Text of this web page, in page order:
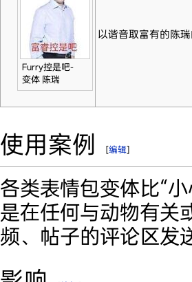
Furry控是吧-
变体 陈瑞
以谐音取富有的陈
使用案例 [编辑]
各类表情包变体比“
是在任何与动物有关
频、帖子的评论区发